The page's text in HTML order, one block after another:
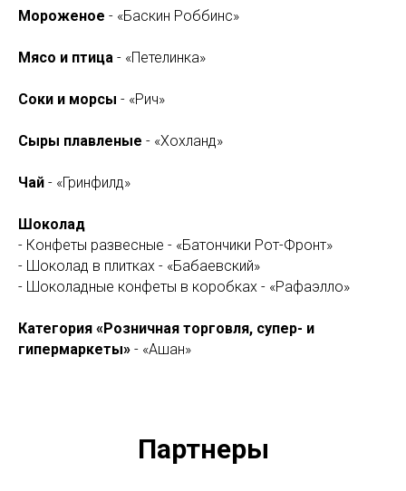
Мороженое - «Баскин Роббинс»
Мясо и птица - «Петелинка»
Соки и морсы - «Рич»
Сыры плавленые - «Хохланд»
Чай - «Гринфилд»
Шоколад
- Конфеты развесные - «Батончики Рот-Фронт»
- Шоколад в плитках - «Бабаевский»
- Шоколадные конфеты в коробках - «Рафаэлло»
Категория «Розничная торговля, супер- и
гипермаркеты» - «Ашан»
Партнеры